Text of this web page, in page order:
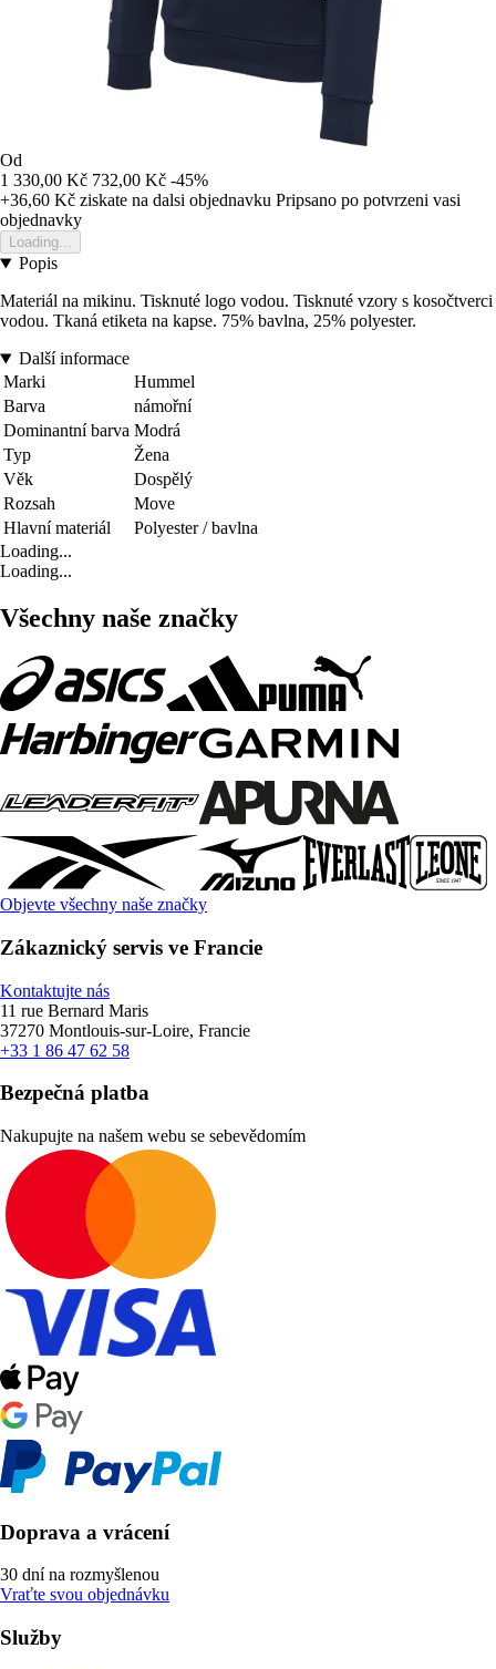
Od
1 330,00 Kč 732,00 Kč -45%
+36,60 Kč ziskate na dalsi objednavku Pripsano po potvrzeni vasi
objednavky
Loading...
Popis
Materiál na mikinu. Tisknuté logo vodou. Tisknuté vzory s kosočtverci
vodou. Tkaná etiketa na kapse. 75% bavlna, 25% polyester.
Další informace
Marki
Hummel
Barva
námořní
Dominantní barva Modrá
Typ
Žena
Věk
Dospělý
Rozsah
Move
Hlavní materiál
Polyester / bavlna
Loading...
Loading...
Všechny naše značky
Objevte všechny naše značky
Zákaznický servis ve Francie
Kontaktujte nás
11 rue Bernard Maris
37270 Montlouis-sur-Loire, Francie
+33 1 86 47 62 58
Bezpečná platba
Nakupujte na našem webu se sebevědomím
Doprava a vrácení
30 dní na rozmyšlenou
Vraťte svou objednávku
Služby